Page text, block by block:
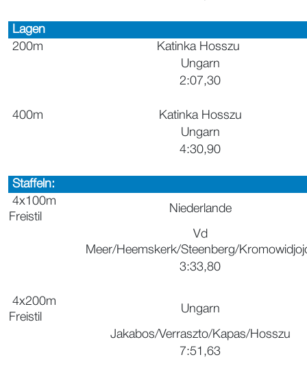
Lagen
200m
Katinka Hosszu
Ungarn
2:07,30
400m
Katinka Hosszu
Ungarn
4:30,90
Staffeln:
4x100m
Freistil
Niederlande
Vd
Meer/Heemskerk/Steenberg/
3:33,80
4x200m
Freistil
Ungarn
Jakabos/Verraszto/Kapas/Hosszu
7:51,63